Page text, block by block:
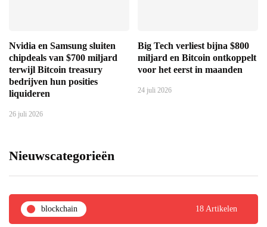
Nvidia en Samsung sluiten
chipdeals van $700 miljard
terwijl Bitcoin treasury
bedrijven hun posities
liquideren
26 juli 2026
Big Tech verliest bijna $800
miljard en Bitcoin ontkoppelt
voor het eerst in maanden
24 juli 2026
Nieuwscategorieën
blockchain 18 Artikelen